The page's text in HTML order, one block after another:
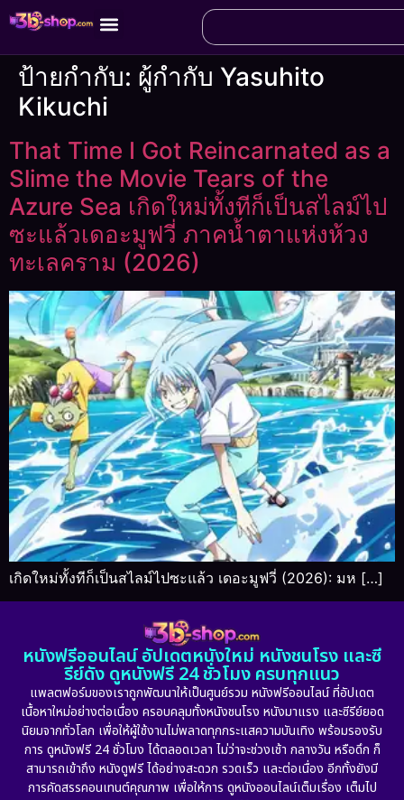
ป้ายกำกับ: ผู้กำกับ Yasuhito
Kikuchi
That Time I Got Reincarnated as a
Slime the Movie Tears of the
Azure Sea เกิดใหม่ทั้งทีก็เป็นสไลม์ไป
ซะแล้วเดอะมูฟวี่ ภาคน้ำตาแห่งห้วง
ทะเลคราม (2026)
เกิดใหม่ทั้งทีก็เป็นสไลม์ไปซะแล้ว เดอะมูฟวี่ (2026): มห […]
หนังฟรีออนไลน์ อัปเดตหนังใหม่ หนังชนโรง และซี
รีย์ดัง ดูหนังฟรี 24 ชั่วโมง ครบทุกแนว
แพลตฟอร์มของเราถูกพัฒนาให้เป็นศูนย์รวม หนังฟรีออนไลน์ ที่อัปเดต
เนื้อหาใหม่อย่างต่อเนื่อง ครอบคลุมทั้งหนังชนโรง หนังมาแรง และซีรีย์ยอด
นิยมจากทั่วโลก เพื่อให้ผู้ใช้งานไม่พลาดทุกกระแสความบันเทิง พร้อมรองรับ
การ ดูหนังฟรี 24 ชั่วโมง ได้ตลอดเวลา ไม่ว่าจะช่วงเช้า กลางวัน หรือดึก ก็
สามารถเข้าถึง หนังดูฟรี ได้อย่างสะดวก รวดเร็ว และต่อเนื่อง อีกทั้งยังมี
การคัดสรรคอนเทนต์คุณภาพ เพื่อให้การ ดูหนังออนไลน์เต็มเรื่อง เต็มไป